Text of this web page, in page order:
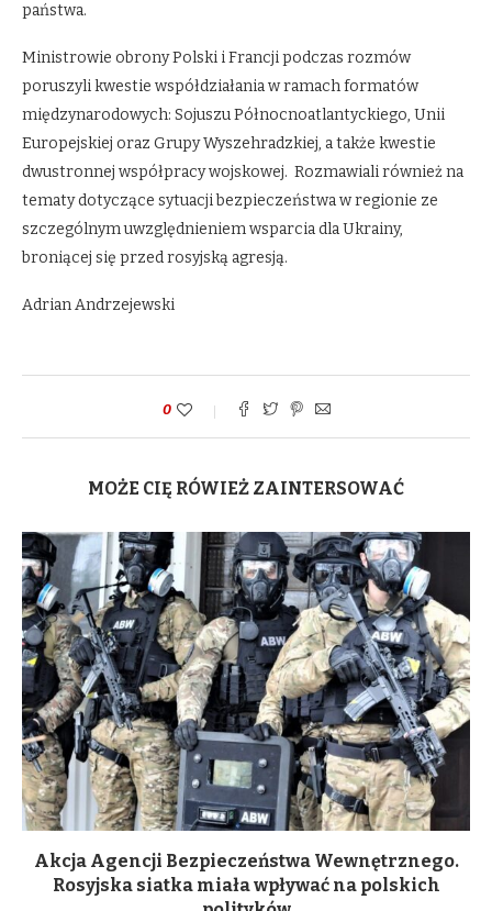
państwa.
Ministrowie obrony Polski i Francji podczas rozmów
poruszyli kwestie współdziałania w ramach formatów
międzynarodowych: Sojuszu Północnoatlantyckiego, Unii
Europejskiej oraz Grupy Wyszehradzkiej, a także kwestie
dwustronnej współpracy wojskowej. Rozmawiali również na
tematy dotyczące sytuacji bezpieczeństwa w regionie ze
szczególnym uwzględnieniem wsparcia dla Ukrainy,
broniącej się przed rosyjską agresją.
Adrian Andrzejewski
0
MOŻE CIĘ RÓWIEŻ ZAINTERSOWAĆ
Akcja Agencji Bezpieczeństwa Wewnętrznego.
Rosyjska siatka miała wpływać na polskich